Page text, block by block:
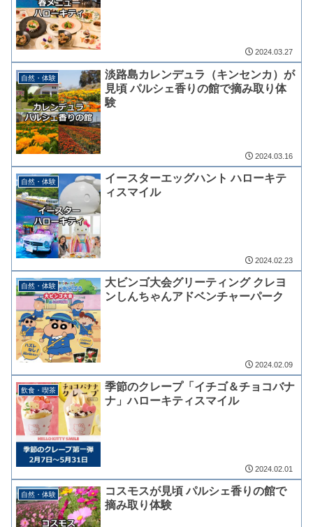
2024.03.27
自然・体験
淡路島カレンデュラ（キンセンカ）が
見頃 パルシェ香りの館で摘み取り体
験
2024.03.16
自然・体験
イースターエッグハント ハローキテ
ィスマイル
2024.02.23
自然・体験
大ビンゴ大会グリーティング クレヨ
ンしんちゃんアドベンチャーパーク
2024.02.09
飲食・喫茶
季節のクレープ「イチゴ＆チョコバナ
ナ」ハローキティスマイル
2024.02.01
自然・体験
コスモスが見頃 パルシェ香りの館で
摘み取り体験